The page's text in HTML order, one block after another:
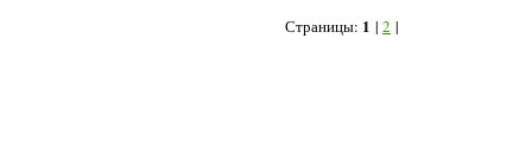
Страницы: 1 | 2 |